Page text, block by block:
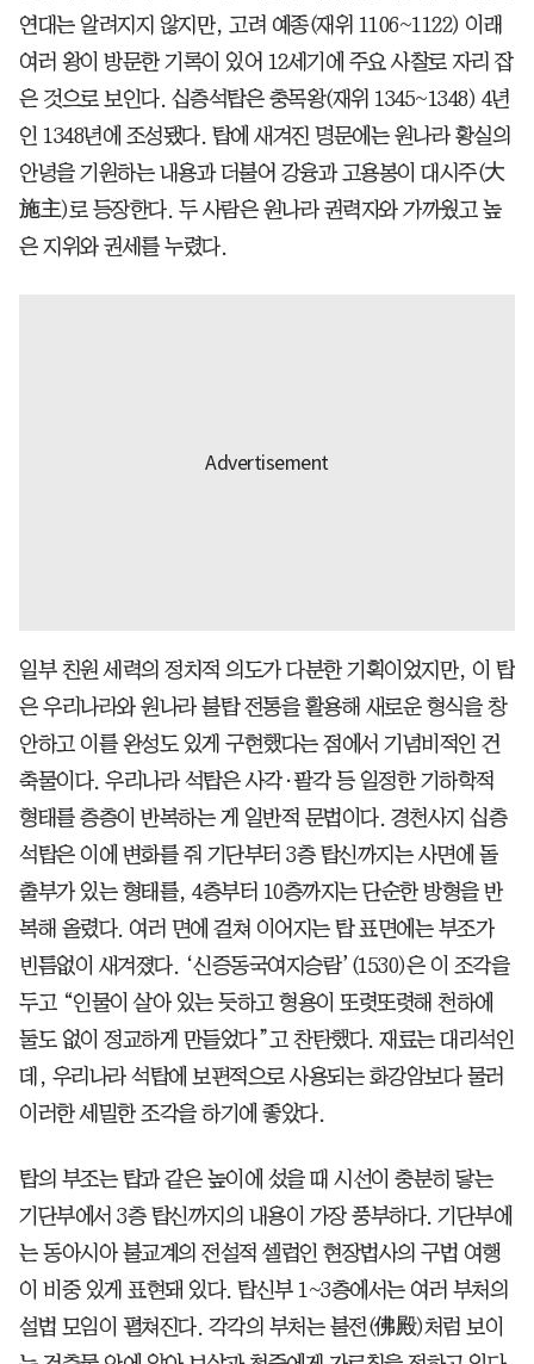
연대는 알려지지 않지만, 고려 예종(재위 1106~1122) 이래
여러 왕이 방문한 기록이 있어 12세기에 주요 사찰로 자리 잡
은 것으로 보인다. 십층석탑은 충목왕(재위 1345~1348) 4년
인 1348년에 조성됐다. 탑에 새겨진 명문에는 원나라 황실의
안녕을 기원하는 내용과 더불어 강융과 고용봉이 대시주(大
施主)로 등장한다. 두 사람은 원나라 권력자와 가까웠고 높
은 지위와 권세를 누렸다.
일부 친원 세력의 정치적 의도가 다분한 기획이었지만, 이 탑
은 우리나라와 원나라 불탑 전통을 활용해 새로운 형식을 창
안하고 이를 완성도 있게 구현했다는 점에서 기념비적인 건
축물이다. 우리나라 석탑은 사각·팔각 등 일정한 기하학적
형태를 층층이 반복하는 게 일반적 문법이다. 경천사지 십층
석탑은 이에 변화를 줘 기단부터 3층 탑신까지는 사면에 돌
출부가 있는 형태를, 4층부터 10층까지는 단순한 방형을 반
복해 올렸다. 여러 면에 걸쳐 이어지는 탑 표면에는 부조가
빈틈없이 새겨졌다. ‘신증동국여지승람’(1530)은 이 조각을
두고 “인물이 살아 있는 듯하고 형용이 또렷또렷해 천하에
둘도 없이 정교하게 만들었다”고 찬탄했다. 재료는 대리석인
데, 우리나라 석탑에 보편적으로 사용되는 화강암보다 물러
이러한 세밀한 조각을 하기에 좋았다.
탑의 부조는 탑과 같은 높이에 섰을 때 시선이 충분히 닿는
기단부에서 3층 탑신까지의 내용이 가장 풍부하다. 기단부에
는 동아시아 불교계의 전설적 셀럽인 현장법사의 구법 여행
이 비중 있게 표현돼 있다. 탑신부 1~3층에서는 여러 부처의
설법 모임이 펼쳐진다. 각각의 부처는 불전(佛殿)처럼 보이